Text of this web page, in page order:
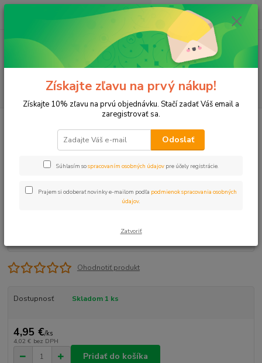
Menu
(Po-Pia, 8-17 hod.)
ks
za0 €
Ventil kovový vypúšťací 1/2" VOZ/16mm hadica
Ventil kovový vypúšťací 1/2"
VOZ/16mm hadica
Ohodnotiť produkt
Dostupnosť Skladom 1 ks
4,95 €/ks
4,02 € bez DPH
Pridať do košíka
Získajte zľavu na prvý nákup!
Získajte 10% zľavu na prvú objednávku. Stačí zadať Váš email a
zaregistrovať sa.
Odoslať
Súhlasím sospracovaním osobných údajov pre účely registrácie.
Prajem si odoberať novinky e-mailom podľa podmienok spracovania osobných
údajov
Zatvoriť